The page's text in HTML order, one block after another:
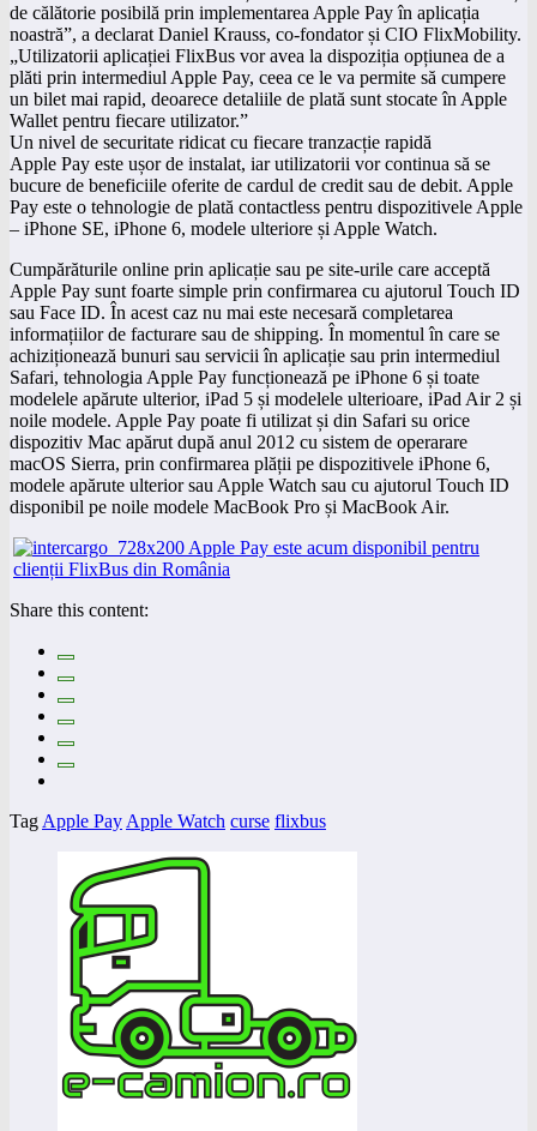
de călătorie posibilă prin implementarea Apple Pay în aplicația
noastră”, a declarat Daniel Krauss, co-fondator și CIO FlixMobility.
„Utilizatorii aplicației FlixBus vor avea la dispoziția opțiunea de a
plăti prin intermediul Apple Pay, ceea ce le va permite să cumpere
un bilet mai rapid, deoarece detaliile de plată sunt stocate în Apple
Wallet pentru fiecare utilizator.”
Un nivel de securitate ridicat cu fiecare tranzacție rapidă
Apple Pay este ușor de instalat, iar utilizatorii vor continua să se
bucure de beneficiile oferite de cardul de credit sau de debit. Apple
Pay este o tehnologie de plată contactless pentru dispozitivele Apple
– iPhone SE, iPhone 6, modele ulteriore și Apple Watch.
Cumpărăturile online prin aplicație sau pe site-urile care acceptă
Apple Pay sunt foarte simple prin confirmarea cu ajutorul Touch ID
sau Face ID. În acest caz nu mai este necesară completarea
informațiilor de facturare sau de shipping. În momentul în care se
achiziționează bunuri sau servicii în aplicație sau prin intermediul
Safari, tehnologia Apple Pay funcționează pe iPhone 6 și toate
modelele apărute ulterior, iPad 5 și modelele ulterioare, iPad Air 2 și
noile modele. Apple Pay poate fi utilizat și din Safari su orice
dispozitiv Mac apărut după anul 2012 cu sistem de operarare
macOS Sierra, prin confirmarea plății pe dispozitivele iPhone 6,
modele apărute ulterior sau Apple Watch sau cu ajutorul Touch ID
disponibil pe noile modele MacBook Pro și MacBook Air.
Share this content:
Tag Apple Pay Apple Watch curse flixbus